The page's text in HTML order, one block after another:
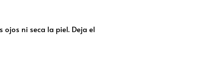
ojos ni seca la piel. Deja el